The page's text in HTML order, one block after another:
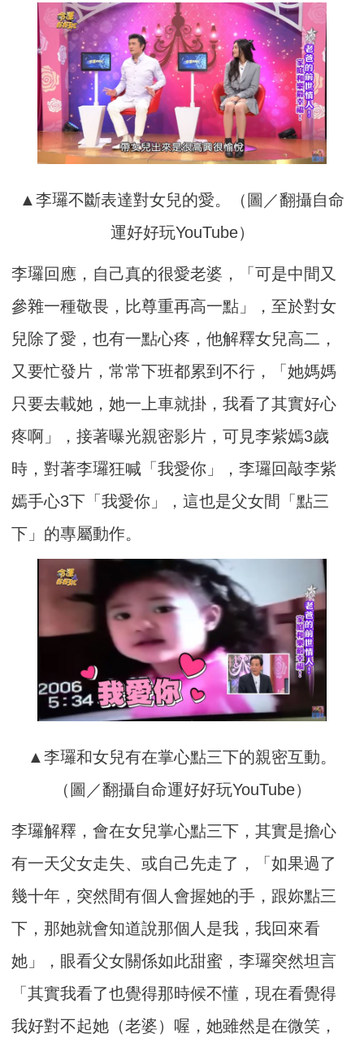
▲李㼈不斷表達對女兒的愛。（圖／翻攝自命
運好好玩YouTube）
李㼈回應，自己真的很愛老婆，「可是中間又
參雜一種敬畏，比尊重再高一點」，至於對女
兒除了愛，也有一點心疼，他解釋女兒高二，
又要忙發片，常常下班都累到不行，「她媽媽
只要去載她，她一上車就掛，我看了其實好心
疼啊」，接著曝光親密影片，可見李紫嫣3歲
時，對著李㼈狂喊「我愛你」，李㼈回敲李紫
嫣手心3下「我愛你」，這也是父女間「點三
下」的專屬動作。
▲李㼈和女兒有在掌心點三下的親密互動。
（圖／翻攝自命運好好玩YouTube）
李㼈解釋，會在女兒掌心點三下，其實是擔心
有一天父女走失、或自己先走了，「如果過了
幾十年，突然間有個人會握她的手，跟妳點三
下，那她就會知道說那個人是我，我回來看
她」，眼看父女關係如此甜蜜，李㼈突然坦言
「其實我看了也覺得那時候不懂，現在看覺得
我好對不起她（老婆）喔，她雖然是在微笑，